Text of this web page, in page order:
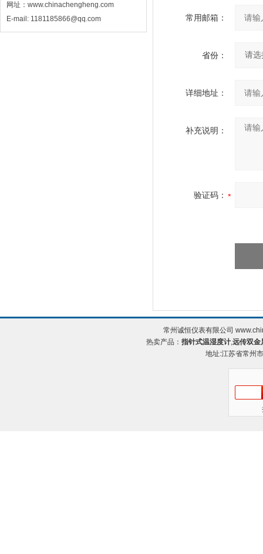
网址：www.chinachengheng.com
E-mail: 1181185866@qq.com
常用邮箱：
省份：
详细地址：
补充说明：
验证码：
常州诚恒仪表有限公司
热卖产品：指针式温湿度计,远传双金
地址:江苏省常州